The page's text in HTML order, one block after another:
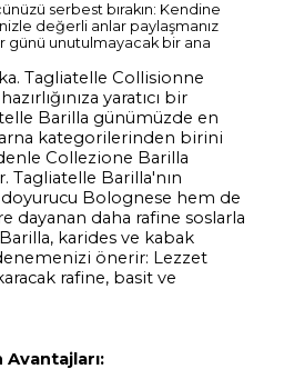
serbest bırakın: Kendine
değerli anlar paylaşmanız
günü unutulmayacak bir ana
Tagliatelle Collisionne
yaratıcı bir
Barilla günümüzde en
kategorilerinden birini
Collezione Barilla
Tagliatelle Barilla'nın
doyurucu Bolognese hem de
dayanan daha rafine soslarla
karides ve kabak
önerir: Lezzet
rafine, basit ve
Avantajları: